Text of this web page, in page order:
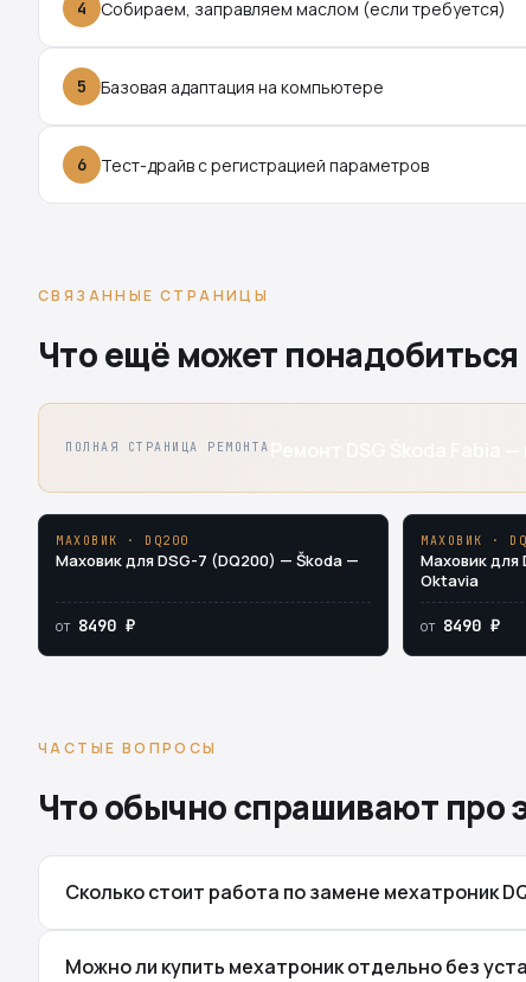
4 Собираем, заправляем маслом (если требуется)
5 Базовая адаптация на компьютере
6 Тест-драйв с регистрацией параметров
СВЯЗАННЫЕ СТРАНИЦЫ
Что ещё может понадобиться
ПОЛНАЯ СТРАНИЦА РЕМОНТА
МАХОВИК · DQ200
Маховик для DSG-7 (DQ200) — Škoda —
от 8490 ₽
МАХОВИК ·
Маховик для
Oktavia
от 8490 ₽
ЧАСТЫЕ ВОПРОСЫ
Что обычно спрашивают про
Сколько стоит работа по замене мехатроник
Можно ли купить мехатроник отдельно без